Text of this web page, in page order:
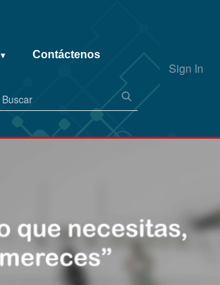
Sign In
▾ Contáctenos